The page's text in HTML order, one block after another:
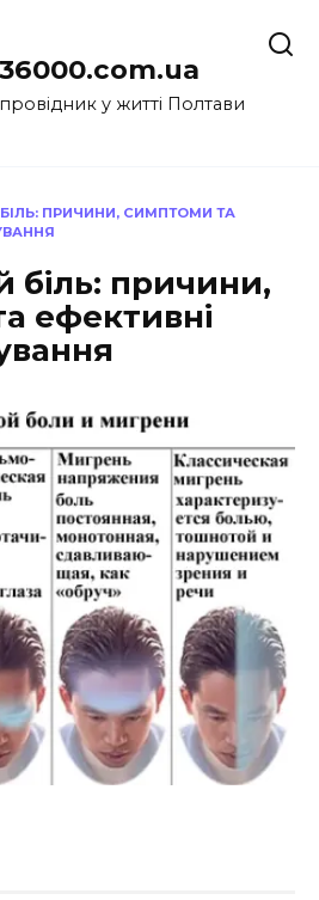
36000.com.ua
у житті Полтави
ПРИЧИНИ, СИМПТОМИ ТА
біль: причини,
ефективні